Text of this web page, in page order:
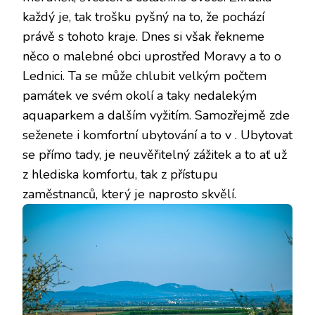
každý je, tak trošku pyšný na to, že pochází
právě s tohoto kraje. Dnes si však řekneme
něco o malebné obci uprostřed Moravy a to o
Lednici. Ta se může chlubit velkým počtem
památek ve svém okolí a taky nedalekým
aquaparkem a dalším vyžitím. Samozřejmě zde
seženete i komfortní ubytování a to v . Ubytovat
se přímo tady, je neuvěřitelný zážitek a to ať už
z hlediska komfortu, tak z přístupu
zaměstnanců, který je naprosto skvělí.